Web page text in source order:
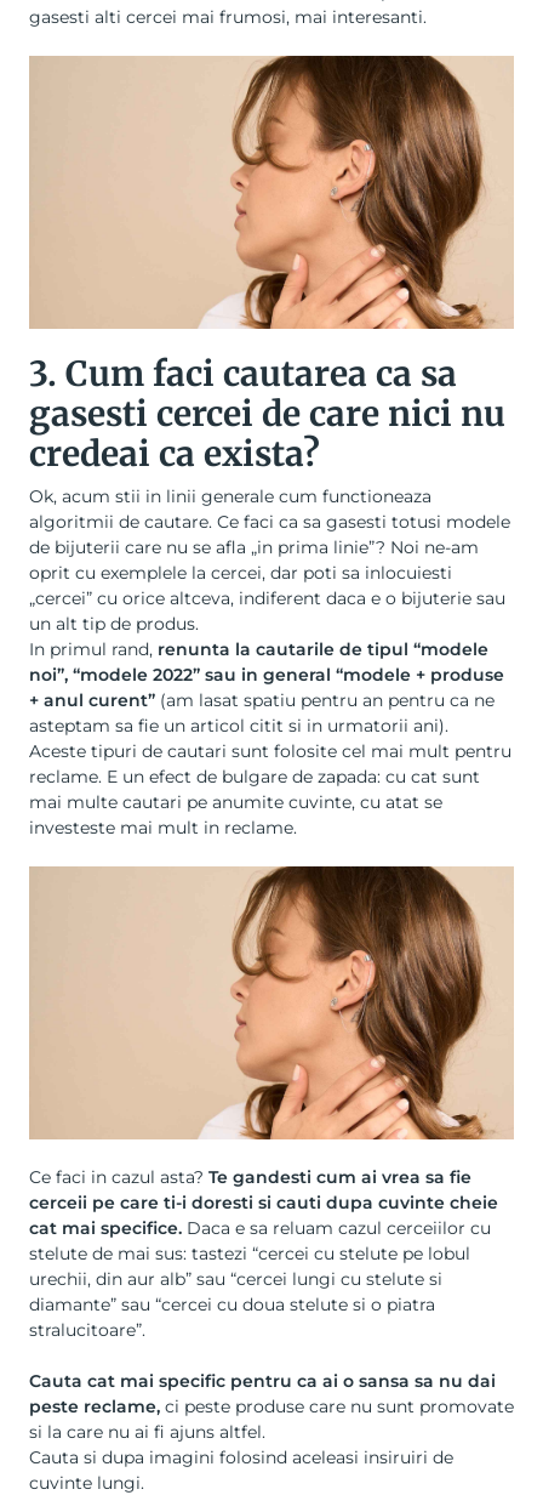
gasesti alti cercei mai frumosi, mai interesanti.
3. Cum faci cautarea ca sa
gasesti cercei de care nici nu
credeai ca exista?
Ok, acum stii in linii generale cum functioneaza
algoritmii de cautare. Ce faci ca sa gasesti totusi modele
de bijuterii care nu se afla „in prima linie”? Noi ne-am
oprit cu exemplele la cercei, dar poti sa inlocuiesti
„cercei” cu orice altceva, indiferent daca e o bijuterie sau
un alt tip de produs.
In primul rand, renunta la cautarile de tipul “modele
noi”, “modele 2022” sau in general “modele + produse
+ anul curent” (am lasat spatiu pentru an pentru ca ne
asteptam sa fie un articol citit si in urmatorii ani).
Aceste tipuri de cautari sunt folosite cel mai mult pentru
reclame. E un efect de bulgare de zapada: cu cat sunt
mai multe cautari pe anumite cuvinte, cu atat se
investeste mai mult in reclame.
Ce faci in cazul asta? Te gandesti cum ai vrea sa fie
cerceii pe care ti-i doresti si cauti dupa cuvinte cheie
cat mai specifice. Daca e sa reluam cazul cerceiilor cu
stelute de mai sus: tastezi “cercei cu stelute pe lobul
urechii, din aur alb” sau “cercei lungi cu stelute si
diamante” sau “cercei cu doua stelute si o piatra
stralucitoare”.
Cauta cat mai specific pentru ca ai o sansa sa nu dai
peste reclame, ci peste produse care nu sunt promovate
si la care nu ai fi ajuns altfel.
Cauta si dupa imagini folosind aceleasi insiruiri de
cuvinte lungi.